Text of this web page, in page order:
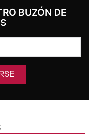
BUZÓN DE